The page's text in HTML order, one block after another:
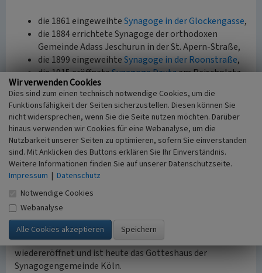
die 1861 eingeweihteSynagoge in der Glockengasse,
die 1884 errichtete Synagoge der orthodoxen
Gemeinde Adass Jeschurun in der St. Apern-Straße,
die 1899 eingeweihteSynagoge in der Roonstraße,
die 1915 eröffneteSynagoge Deutzam Reischplatz
(Nachfolgerin der 1913 für den Bau der Deutzer
Brücke abgerissenenzweiten Deutzer Synagoge
1786),
die um 1788/1789 erbauteSynagoge an der
Mülheimer Freiheit (Nachfolgerin der 1784 beim
Eisgang des Rheins zerstörten Synagoge),
die 1926/1927 erbauteSynagoge Ehrenfeld.
Abgesehen von der Synagoge in der Roonstraße waren
alle jüdischen Gotteshäuser spätestens nach dem
Zweiten Weltkrieg so stark zerstört, dass sie nicht
wiederaufgebaut werden konnten. Die neue Synagoge in
der Roonstraße wurde am 20. September 1959
wiedereröffnet und ist heute das Gotteshaus der
Synagogengemeinde Köln.
Wir verwenden Cookies
Dies sind zum einen technisch notwendige Cookies, um die
Funktionsfähigkeit der Seiten sicherzustellen. Diesen können Sie
nicht widersprechen, wenn Sie die Seite nutzen möchten. Darüber
hinaus verwenden wir Cookies für eine Webanalyse, um die
Nutzbarkeit unserer Seiten zu optimieren, sofern Sie einverstanden
sind. Mit Anklicken des Buttons erklären Sie Ihr Einverständnis.
Weitere Informationen finden Sie auf unserer Datenschutzseite.
Impressum | Datenschutz
Notwendige Cookies
Webanalyse